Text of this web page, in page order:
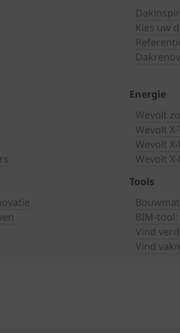
Kies uw
Energie
Wevolt
Wevolt X-
Wevolt
Wevolt
Tools
BIM-
Vind
Vind